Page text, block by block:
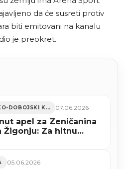
da će susreti protiv
biti emitovani na kanalu
je preokret.
ZENIČKO-DOBOJSKI KANTON 07.06.2026
apel za Zeničanina
Žigonju: Za hitnu
05.06.2026